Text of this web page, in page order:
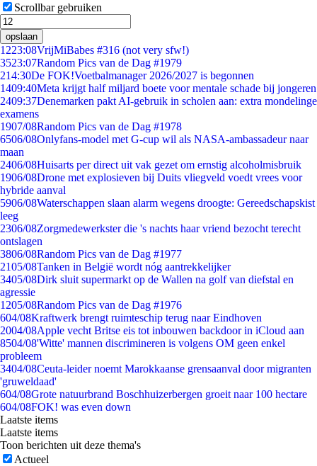
Scrollbar gebruiken
opslaan
1223:08VrijMiBabes #316 (not very sfw!)
3523:07Random Pics van de Dag #1979
214:30De FOK!Voetbalmanager 2026/2027 is begonnen
1409:40Meta krijgt half miljard boete voor mentale schade bij jongeren
2409:37Denemarken pakt AI-gebruik in scholen aan: extra mondelinge
examens
1907/08Random Pics van de Dag #1978
6506/08Onlyfans-model met G-cup wil als NASA-ambassadeur naar
maan
2406/08Huisarts per direct uit vak gezet om ernstig alcoholmisbruik
1906/08Drone met explosieven bij Duits vliegveld voedt vrees voor
hybride aanval
5906/08Waterschappen slaan alarm wegens droogte: Gereedschapskist
leeg
2306/08Zorgmedewerkster die 's nachts haar vriend bezocht terecht
ontslagen
3806/08Random Pics van de Dag #1977
2105/08Tanken in België wordt nóg aantrekkelijker
3405/08Dirk sluit supermarkt op de Wallen na golf van diefstal en
agressie
1205/08Random Pics van de Dag #1976
604/08Kraftwerk brengt ruimteschip terug naar Eindhoven
2004/08Apple vecht Britse eis tot inbouwen backdoor in iCloud aan
8504/08'Witte' mannen discrimineren is volgens OM geen enkel
probleem
3404/08Ceuta-leider noemt Marokkaanse grensaanval door migranten
'gruweldaad'
604/08Grote natuurbrand Boschhuizerbergen groeit naar 100 hectare
604/08FOK! was even down
Laatste items
Laatste items
Toon berichten uit deze thema's
Actueel